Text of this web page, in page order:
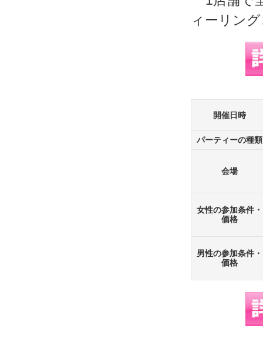
開催日時
パーティーの種類
会場
女性の参加条件・
価格
男性の参加条件・
価格